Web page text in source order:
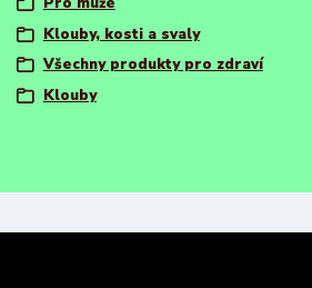
Klouby, kosti a svaly
Všechny produkty pro zdraví
Klouby